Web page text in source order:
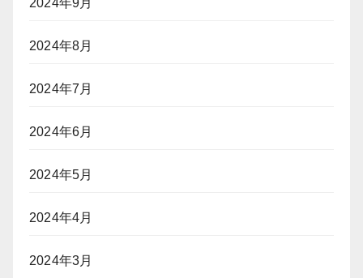
2024年9月
2024年8月
2024年7月
2024年6月
2024年5月
2024年4月
2024年3月